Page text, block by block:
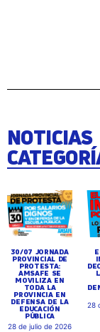
30/07 JORNADA
PROVINCIAL DE
PROTESTA:
AMSAFE SE
MOVILIZA EN
TODA LA
PROVINCIA EN
DEFENSA DE LA
EDUCACIÓN
PÚBLICA
28 de julio de 2026
28